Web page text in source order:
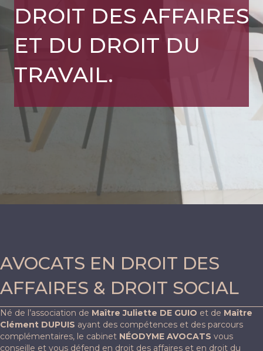
DROIT DES AFFAIRES
ET DU DROIT DU
TRAVAIL.
AVOCATS EN DROIT DES
AFFAIRES & DROIT SOCIAL
Né de l’association de Maître Juliette DE GUIO et de Maître
Clément DUPUIS ayant des compétences et des parcours
complémentaires, le cabinet NÉODYME AVOCATS vous
conseille et vous défend en droit des affaires et en droit du